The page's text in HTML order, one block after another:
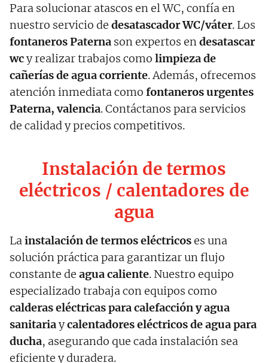
Para solucionar atascos en el WC, confía en
nuestro servicio de desatascador WC/váter. Los
fontanerosPaterna son expertos endesatascar
wcy realizar trabajos como limpieza de
cañerías de agua corriente. Además, ofrecemos
atención inmediata como fontaneros urgentes
Paterna, valencia. Contáctanos para servicios
de calidad y precios competitivos.
Instalación de termos
eléctricos / calentadores de
agua
Lainstalación de termos eléctricoses una
solución práctica para garantizar un flujo
constante de agua caliente. Nuestro equipo
especializado trabaja con equipos como
calderas eléctricas para calefacción y agua
sanitariaycalentadores eléctricos de agua para
ducha, asegurando que cada instalación sea
eficiente y duradera.